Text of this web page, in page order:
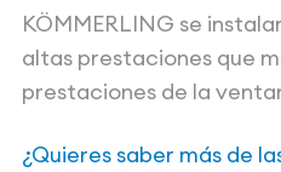
KÖMMERLING se
altas prestaciones que
prestaciones de la
¿Quieres saber más de